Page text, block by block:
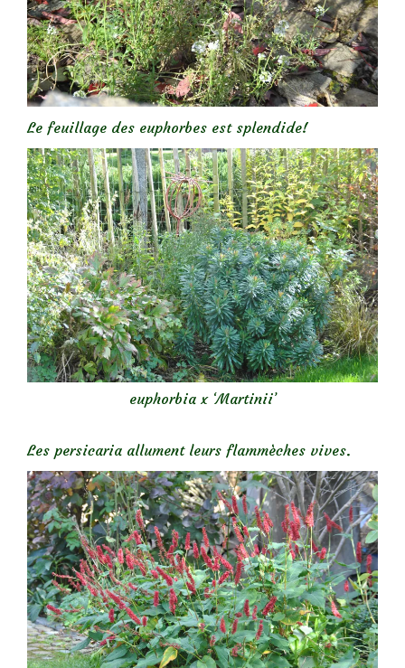
Le feuillage des euphorbes est splendide!
euphorbia x ‘Martinii’
Les persicaria allument leurs flammèches vives.